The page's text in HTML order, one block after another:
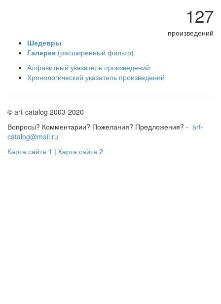
127
произведений
Шедевры
Галерея (расширенный фильтр)
Алфавитный указатель произведений
Хронологический указатель произведений
© art-catalog 2003-2020
Вопросы? Комментарии? Пожелания? Предложения? - art-
catalog@mail.ru
Карта сайта 1 | Карта сайта 2